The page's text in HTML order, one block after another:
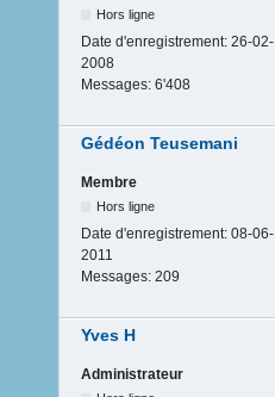
Hors ligne
Date d'enregistrement: 26-02-
2008
Messages: 6'408
Gédéon Teusemani
Membre
Hors ligne
Date d'enregistrement: 08-06-
2011
Messages: 209
Yves H
Administrateur